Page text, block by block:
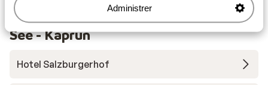
Administrer
Andre overnatningssteder i Zell am
See - Kaprun
Hotel Salzburgerhof